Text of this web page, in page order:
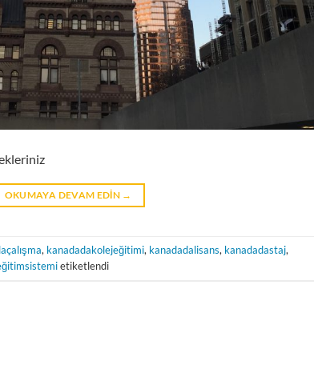
OKUMAYA DEVAM EDIN →
, kanadadakolejeğitimi, kanadadalisans, kanadadastaj,
etiketlendi